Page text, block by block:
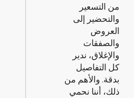
من التسعير
والتحضير إلى
العروض
والصفقات
والإغلاق، ندير
كل التفاصيل
بدقة. والأهم من
ذلك، أننا نحمي